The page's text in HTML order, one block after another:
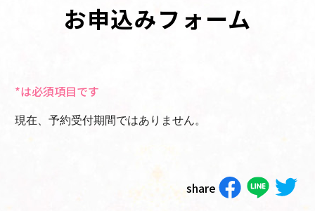
お申込みフォーム
*は必須項目です
現在、予約受付期間ではありません。
share